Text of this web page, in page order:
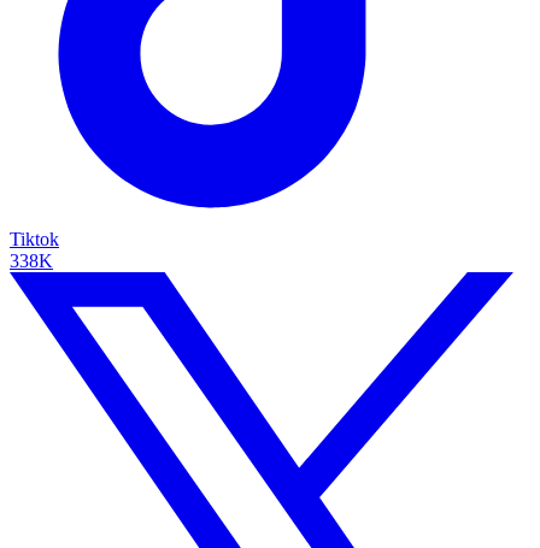
Tiktok
338K